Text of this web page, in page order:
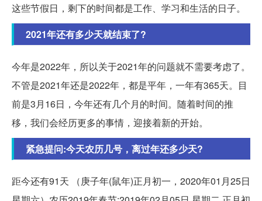
这些节假日，剩下的时间都是工作、学习和生活的日子。
2021年还有多少天就结束了?
今年是2022年，所以关于2021年的问题就不需要考虑了。
不管是2021年还是2022年，都是平年，一年有365天。目
前是3月16日，今年还有几个月的时间。随着时间的推
移，我们会经历更多的事情，迎接着新的开始。
紧急提问:今天农历几号，离过年还多少天?
距今还有91天 （庚子年(鼠年)正月初一，2020年01月25日